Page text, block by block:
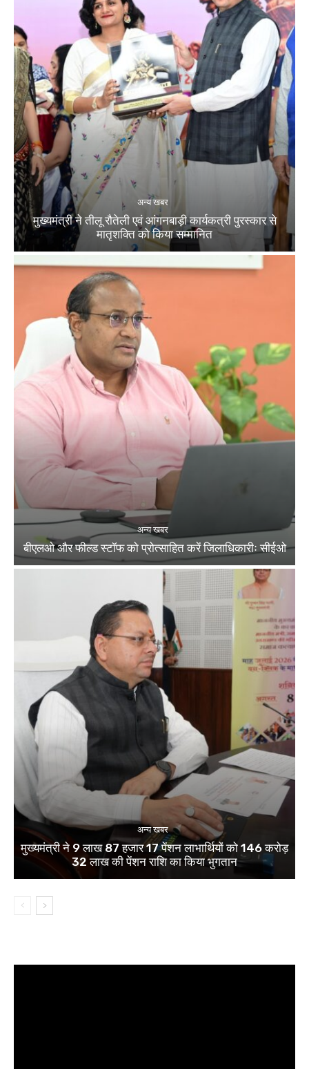
अन्य खबर
मुख्यमंत्री ने तीलू रौतेली एवं आंगनबाड़ी कार्यकत्री पुरस्कार से
मातृशक्ति को किया सम्मानित
अन्य खबर
बीएलओ और फील्ड स्टॉफ को प्रोत्साहित करें जिलाधिकारीः सीईओ
अन्य खबर
मुख्यमंत्री ने 9 लाख 87 हजार 17 पेंशन लाभार्थियों को 146 करोड़
32 लाख की पेंशन राशि का किया भुगतान